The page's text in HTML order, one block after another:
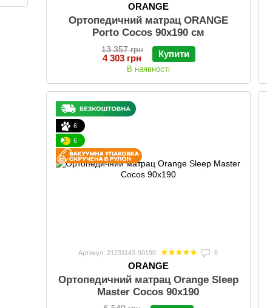
ORANGE
Ортопедичний матрац ORANGE
Porto Cocos 90x190 см
13 357 грн
4 303 грн Купити
В наявності
6
6
Артикул: 21231143-90190 6
ORANGE
Ортопедичний матрац Orange Sleep
Master Cocos 90x190